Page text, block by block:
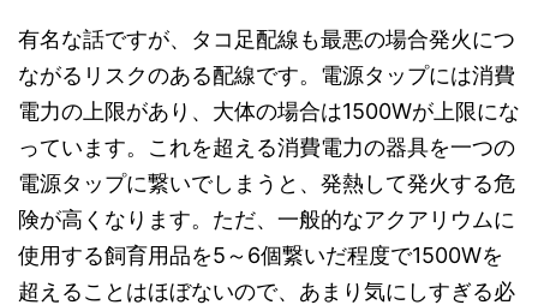
有名な話ですが、タコ足配線も最悪の場合発火につ
ながるリスクのある配線です。電源タップには消費
電力の上限があり、大体の場合は1500Wが上限にな
っています。これを超える消費電力の器具を一つの
電源タップに繋いでしまうと、発熱して発火する危
険が高くなります。ただ、一般的なアクアリウムに
使用する飼育用品を5～6個繋いだ程度で1500Wを
超えることはほぼないので、あまり気にしすぎる必